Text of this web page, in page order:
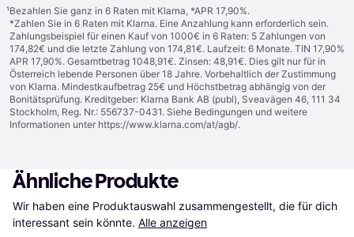
¹Bezahlen Sie ganz in 6 Raten mit Klarna, *APR 17,90%.
*Zahlen Sie in 6 Raten mit Klarna. Eine Anzahlung kann erforderlich sein.
Zahlungsbeispiel für einen Kauf von 1000€ in 6 Raten: 5 Zahlungen von
174,82€ und die letzte Zahlung von 174,81€. Laufzeit: 6 Monate. TIN 17,90%
APR 17,90%. Gesamtbetrag 1048,91€. Zinsen: 48,91€. Dies gilt nur für in
Österreich lebende Personen über 18 Jahre. Vorbehaltlich der Zustimmung
von Klarna. Mindestkaufbetrag 25€ und Höchstbetrag abhängig von der
Bonitätsprüfung. Kreditgeber: Klarna Bank AB (publ), Sveavägen 46, 111 34
Stockholm, Reg. Nr.: 556737-0431. Siehe Bedingungen und weitere
Informationen unter https://www.klarna.com/at/agb/.
Ähnliche Produkte
Wir haben eine Produktauswahl zusammengestellt, die für dich
interessant sein könnte. Alle anzeigen